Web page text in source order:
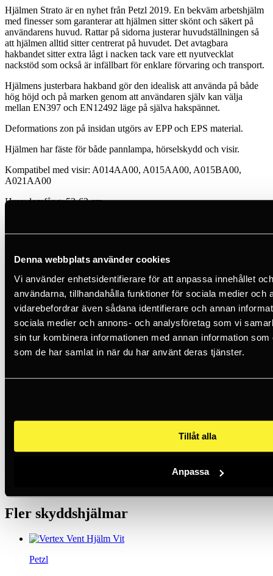
Denna webbplats använder cookies
Vi använder enhetsidentifierare för att anpassa innehållet
användarna, tillhandahålla funktioner för sociala medier och
vidarebefordrar även sådana identifierare och annan
sociala medier och annons- och analysföretag som vi
sin tur kombinera informationen med annan information
som de har samlat in när du har använt deras tjänster.
Tillåt alla
Anpassa
Hjälmen Strato är en nyhet från Petzl 2019. En bekväm arbetshjälm
med finesser som garanterar att hjälmen sitter skönt och säkert på
användarens huvud. Rattar på sidorna justerar huvudställningen så
att hjälmen alltid sitter centrerat på huvudet. Det avtagbara
hakbandet sitter extra lågt i nacken tack vare ett nyutvecklat
nackstöd som också är infällbart för enklare förvaring och transport.
Hjälmens justerbara hakband gör den idealisk att använda på både
hög höjd och på marken genom att användaren själv kan välja
mellan EN397 och EN12492 läge på själva hakspännet.
Deformations zon på insidan utgörs av EPP och EPS material.
Hjälmen har fäste för både pannlampa, hörselskydd och visir.
Kompatibel med visir: A014AA00, A015AA00, A015BA00,
A021AA00
Huvudomfång: 53-63 cm
1 733 SEK inkl. moms
Beställningsvara - Estimerad leveranstid från leverantör: ca 17 dagar
Lägg i varukorg
25 års erfarenhet
360° - Helhetslösningar
Fler skyddshjälmar
Petzl